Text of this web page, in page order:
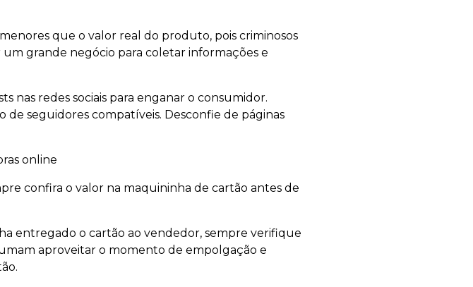
que o valor real do produto, pois criminosos
grande negócio para coletar informações e
nas redes sociais para enganar o consumidor.
seguidores compatíveis. Desconfie de páginas
online
confira o valor na maquininha de cartão antes de
entregado o cartão ao vendedor, sempre verifique
aproveitar o momento de empolgação e